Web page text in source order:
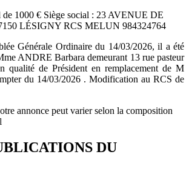
de 1000 € Siège social : 23 AVENUE DE
LÉSIGNY RCS MELUN 984324764
Générale Ordinaire du 14/03/2026, il a été
ANDRE Barbara demeurant 13 rue pasteur
qualité de Président en remplacement de M
du 14/03/2026 . Modification au RCS de
annonce peut varier selon la composition
DU